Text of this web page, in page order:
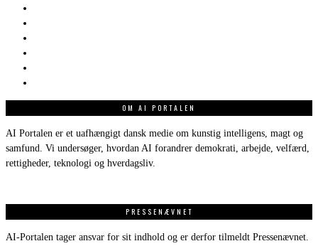
OM AI PORTALEN
AI Portalen er et uafhængigt dansk medie om kunstig intelligens, magt og
samfund. Vi undersøger, hvordan AI forandrer demokrati, arbejde, velfærd,
rettigheder, teknologi og hverdagsliv.
PRESSENÆVNET
AI-Portalen tager ansvar for sit indhold og er derfor tilmeldt Pressenævnet.